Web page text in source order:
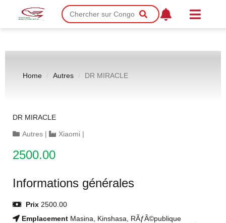
Home Autres DR MIRACLE
DR MIRACLE
Autres | Xiaomi |
2500.00
Informations générales
Prix 2500.00
Emplacement Masina, Kinshasa, RÃƒÂ©publique